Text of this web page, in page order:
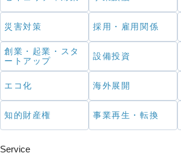
災害対策 採用・雇用関係
創業・起業・スタ
ートアップ
設備投資
エコ化 海外展開
知的財産権 事業再生・転換
Service